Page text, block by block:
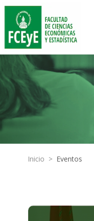
Inicio > Eventos